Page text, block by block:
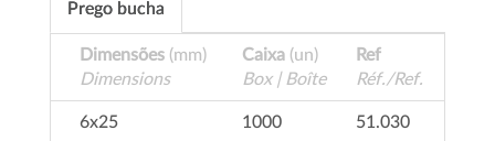
Prego bucha
Dimensões (mm)
Dimensions
Caixa (un)
Box | Boîte
Ref
Réf./Ref.
6x25 1000 51.030